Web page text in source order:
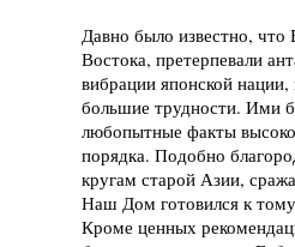
Давно было известно, что
Востока, претерпевали
вибрации японской
большие трудности. Ими
любопытные факты
порядка. Подобно
кругам старой Азии,
Наш Дом готовился к
Кроме ценных